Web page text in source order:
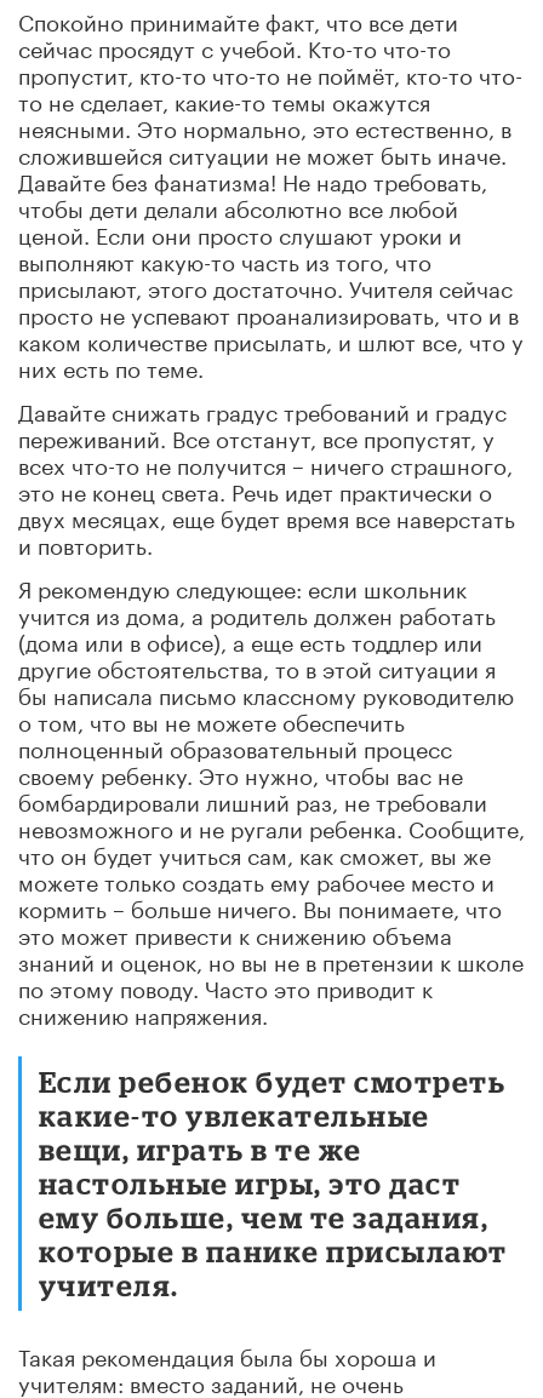
Спокойно принимайте факт, что все дети
сейчас просядут с учебой. Кто-то что-то
пропустит, кто-то что-то не поймёт, кто-то что-
то не сделает, какие-то темы окажутся
неясными. Это нормально, это естественно, в
сложившейся ситуации не может быть иначе.
Давайте без фанатизма! Не надо требовать,
чтобы дети делали абсолютно все любой
ценой. Если они просто слушают уроки и
выполняют какую-то часть из того, что
присылают, этого достаточно. Учителя сейчас
просто не успевают проанализировать, что и в
каком количестве присылать, и шлют все, что у
них есть по теме.
Давайте снижать градус требований и градус
переживаний. Все отстанут, все пропустят, у
всех что-то не получится – ничего страшного,
это не конец света. Речь идет практически о
двух месяцах, еще будет время все наверстать
и повторить.
Я рекомендую следующее: если школьник
учится из дома, а родитель должен работать
(дома или в офисе), а еще есть тоддлер или
другие обстоятельства, то в этой ситуации я
бы написала письмо классному руководителю
о том, что вы не можете обеспечить
полноценный образовательный процесс
своему ребенку. Это нужно, чтобы вас не
бомбардировали лишний раз, не требовали
невозможного и не ругали ребенка. Сообщите,
что он будет учиться сам, как сможет, вы же
можете только создать ему рабочее место и
кормить – больше ничего. Вы понимаете, что
это может привести к снижению объема
знаний и оценок, но вы не в претензии к школе
по этому поводу. Часто это приводит к
снижению напряжения.
Если ребенок будет смотреть
какие-то увлекательные
вещи, играть в те же
настольные игры, это даст
ему больше, чем те задания,
которые в панике присылают
учителя.
Такая рекомендация была бы хороша и
учителям: вместо заданий, не очень